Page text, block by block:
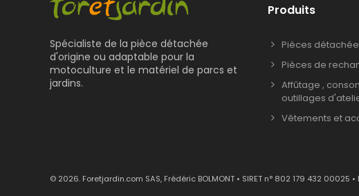
Spécialiste de la pièce détachée
d'origine ou adaptable pour la
motoculture et le matériel de parcs et
jardins.
Produits
Pièces
Pièces de
Affûtage ,
outillages
Vêtements et
© 2026. Foretjardin.com SAS, Frédéric BOLMONT • SIRET n° 802 179 432 00025 •